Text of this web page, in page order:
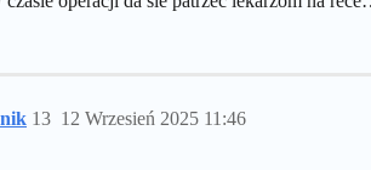
12 Wrzesień 2025 11:46
13